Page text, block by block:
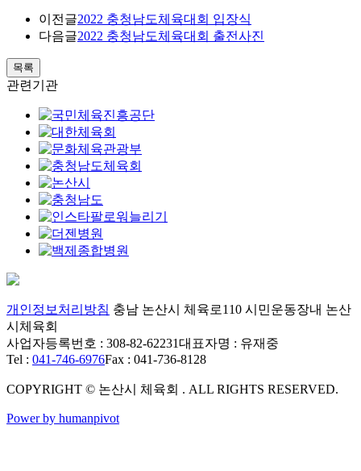
이전글2022 충청남도체육대회 입장식
다음글2022 충청남도체육대회 출전사진
목록
관련기관
개인정보처리방침 충남 논산시 체육로110 시민운동장내 논산
시체육회
사업자등록번호 : 308-82-62231대표자명 : 유재중
Tel : 041-746-6976Fax : 041-736-8128
COPYRIGHT © 논산시 체육회 . ALL RIGHTS RESERVED.
Power by humanpivot